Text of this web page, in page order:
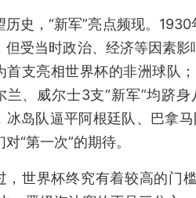
历史，“新军”亮点频现。
但受当时政治、经济等因素
首支亮相世界杯的非洲球队
兰、威尔士3支“新军”均跻
冰岛队逼平阿根廷队、巴拿
对“第一次”的期待。
，世界杯终究有着较高的门